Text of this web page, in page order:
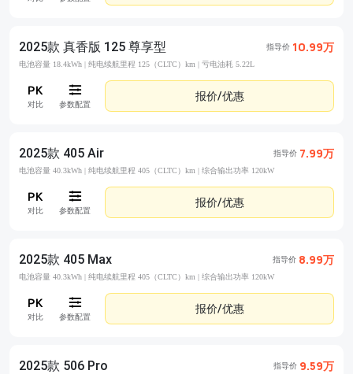
2025款 真香版 125 尊享型 指导价 10.99万
电池容量 18.4kWh | 纯电续航里程 125（CLTC）km | 亏电油耗 5.22L
对比 参数配置
报价/优惠
2025款 405 Air 指导价 7.99万
电池容量 40.3kWh | 纯电续航里程 405（CLTC）km | 综合输出功率 120kW
对比 参数配置
报价/优惠
2025款 405 Max 指导价 8.99万
电池容量 40.3kWh | 纯电续航里程 405（CLTC）km | 综合输出功率 120kW
对比 参数配置
报价/优惠
2025款 506 Pro 指导价 9.59万